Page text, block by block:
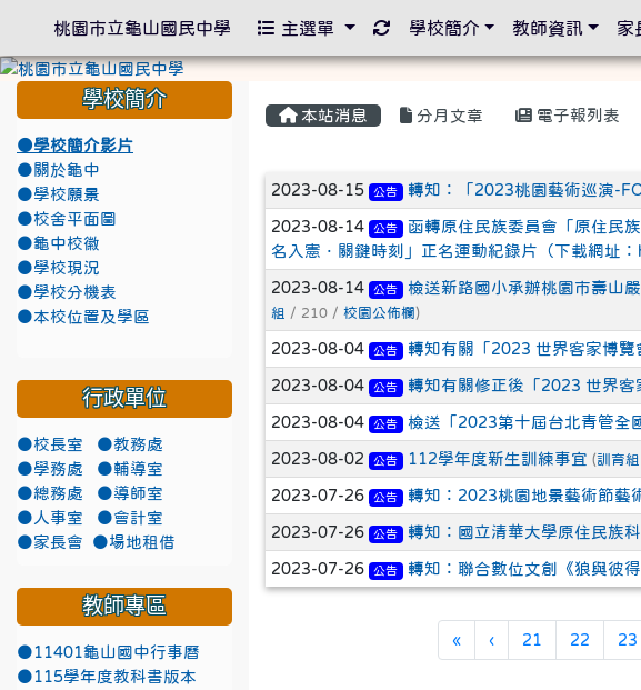
本站消息 分月文章 電子報列表
文章列表
2023-08-15 公告 轉知：「2023桃園藝術巡演-
2023-08-14 公告
函轉原住民族委員會「原住民
名入憲．關鍵時刻」正名運動紀錄片（下載網址
2023-08-14 公告 檢送新路國小承辦桃園市壽山
組 / 210 / 校園公佈欄 )
2023-08-04 公告 轉知有關「2023 世界客家博覽
2023-08-04 公告 轉知有關修正後「2023 世界客
2023-08-04 公告 檢送「2023第十屆台北青管全
2023-08-02 公告 112學年度新生訓練事宜 (訓育組
2023-07-26 公告 轉知：2023桃園地景藝術節藝
2023-07-26 公告 轉知：國立清華大學原住民族
2023-07-26 公告 轉知：聯合數位文創《狼與彼
«第一頁
‹上一頁
21 22 23
學校簡介
●學校簡介影片
●關於龜中
●學校願景
●校舍平面圖
●龜中校徽
●學校現況
●學校分機表
●本校位置及學區
行政單位
●校長室
●教務處
●學務處
●輔導室
●總務處
●導師室
●人事室
●會計室
●家長會
●場地租借
教師專區
●11401龜山國中行事曆
●115學年度教科書版本
桃園市立龜山國民中學 主選單 重新取得佈景設定
學校簡介 教師資訊 家